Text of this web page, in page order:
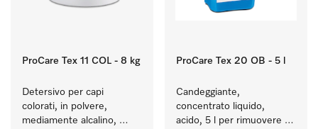
ProCare Tex 11 COL - 8 kg
Detersivo per capi
colorati, in polvere,
mediamente alcalino,
ProCare Tex 20 OB - 5 l
Candeggiante,
concentrato liquido,
acido, 5 l per rimuovere